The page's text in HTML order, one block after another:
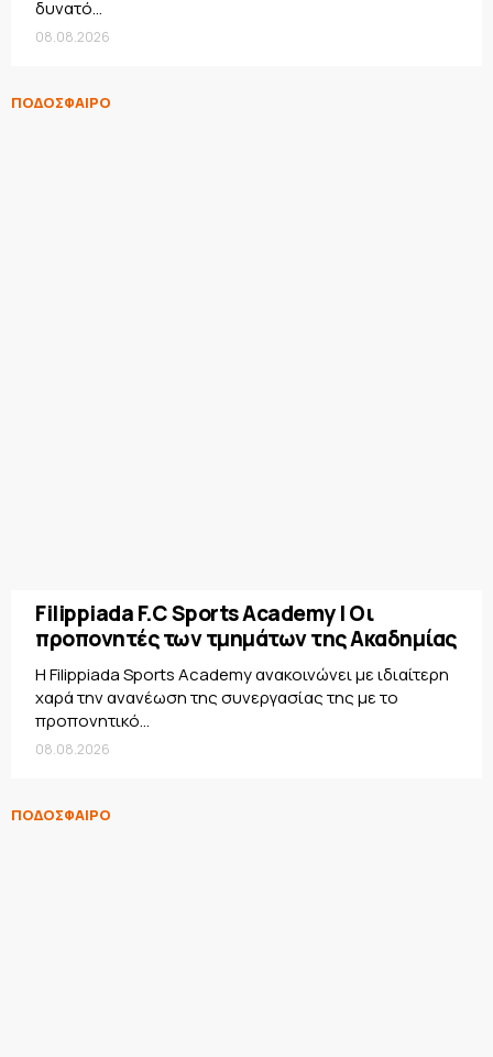
δυνατό...
08.08.2026
ΠΟΔΟΣΦΑΙΡΟ
Filippiada F.C Sports Academy | Οι
προπονητές των τμημάτων της Ακαδημίας
Η Filippiada Sports Academy ανακοινώνει με ιδιαίτερη
χαρά την ανανέωση της συνεργασίας της με το
προπονητικό...
08.08.2026
ΠΟΔΟΣΦΑΙΡΟ